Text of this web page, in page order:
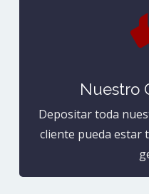
Nuestro
Depositar toda
cliente pueda estar